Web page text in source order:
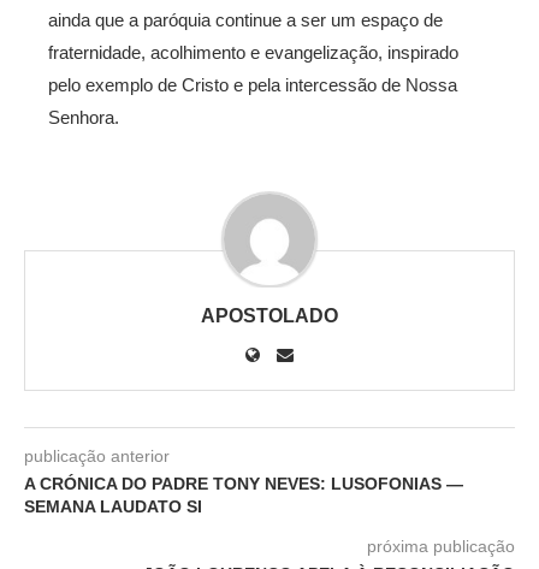
ainda que a paróquia continue a ser um espaço de
fraternidade, acolhimento e evangelização, inspirado
pelo exemplo de Cristo e pela intercessão de Nossa
Senhora.
APOSTOLADO
publicação anterior
A CRÓNICA DO PADRE TONY NEVES: LUSOFONIAS —
SEMANA LAUDATO SI
próxima publicação